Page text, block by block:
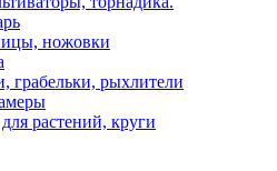
ножовки
грабельки, рыхлители
растений, круги